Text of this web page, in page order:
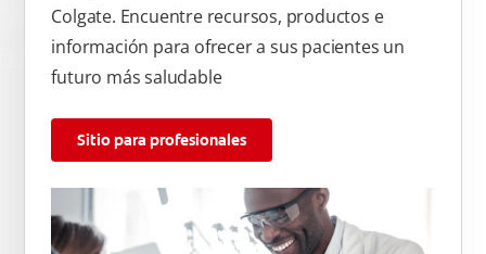
Colgate. Encuentre recursos, productos e
información para ofrecer a sus pacientes un
futuro más saludable
Sitio para profesionales